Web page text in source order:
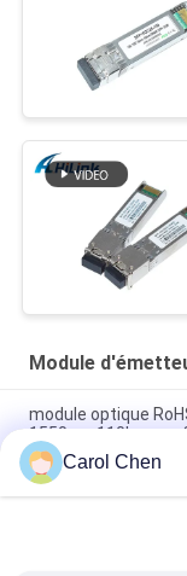
Module
module optique
1550nm 110km
Émetteur-récepteur
APD LC DOM,
Carol Chen